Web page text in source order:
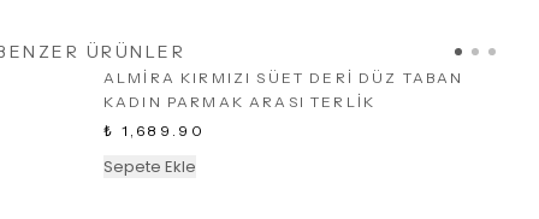
ÜRÜNLER
ALMİRA KIRMIZI SÜET DERİ DÜZ TABAN
KADIN PARMAK ARASI TERLİK
₺ 1,689.90
Sepete Ekle